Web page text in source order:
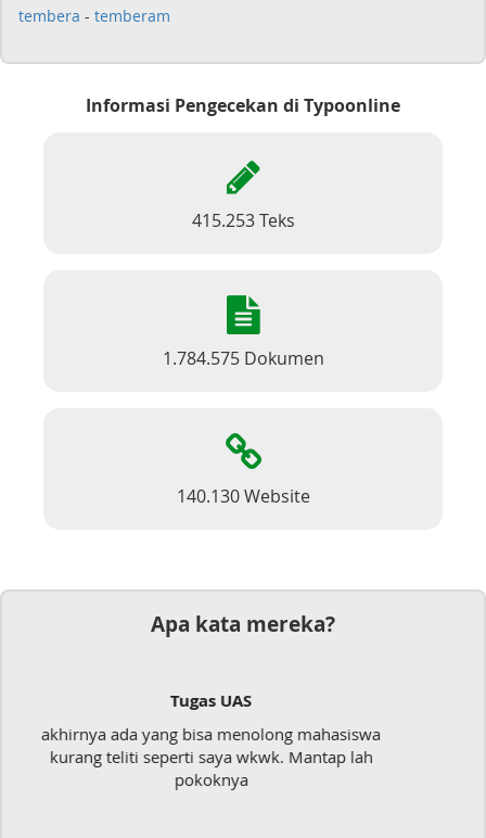
tembera - temberam
Informasi Pengecekan di Typoonline
415.253 Teks
1.784.575 Dokumen
140.130 Website
Apa kata mereka?
Dokumen
Mudah sekali, tinggal kirim dokumennya
langsung jadi